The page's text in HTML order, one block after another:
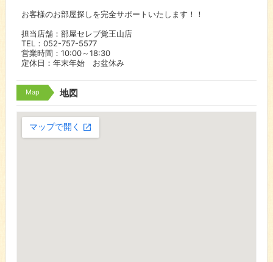
お客様のお部屋探しを完全サポートいたします！！
担当店舗：部屋セレブ覚王山店
TEL：052-757-5577
営業時間：10:00～18:30
定休日：年末年始 お盆休み
Map 地図